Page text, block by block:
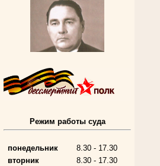
Участник Великой Отечественной войны
Председатель Губкинского городского
Режим работы суда
понедельник
8.30 - 17.30
вторник
8.30 - 17.30